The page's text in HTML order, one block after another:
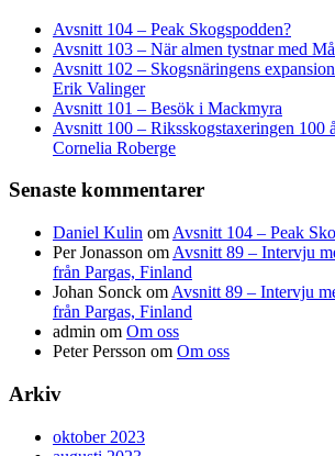
Avsnitt 104 – Peak Skogspodden?
Avsnitt 103 – När almen tystnar med
Avsnitt 102 – Skogsnäringens
Erik Valinger
Avsnitt 101 – Besök i Mackmyra
Avsnitt 100 – Riksskogstaxeringen 100
Cornelia Roberge
Senaste kommentarer
Daniel Kulin om Avsnitt 104 – Peak
Per Jonasson om Avsnitt 89 – Intervju
från Pargas, Finland
Johan Sonck om Avsnitt 89 – Intervju
från Pargas, Finland
admin om Om oss
Peter Persson om Om oss
Arkiv
oktober 2023